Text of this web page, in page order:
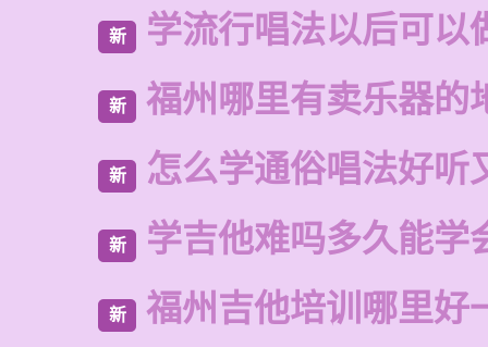
新 学流行唱法以后可以
新 福州哪里有卖乐器的
新 怎么学通俗唱法好听
新 学吉他难吗多久能学
新 福州吉他培训哪里好